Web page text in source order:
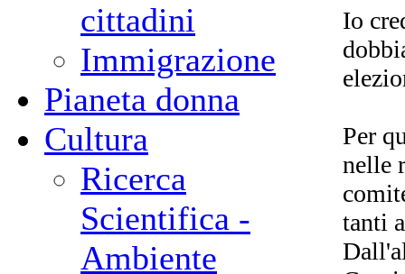
cittadini
Immigrazione
Pianeta donna
Cultura
Ricerca
Scientifica -
Ambiente
Io
Per
nelle
tanti